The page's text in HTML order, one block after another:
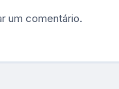
um comentário.